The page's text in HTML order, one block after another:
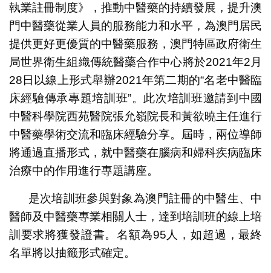
執業註冊制度》，推動中醫藥的持續發展，提升澳
門中醫藥從業人員的服務能力和水平，為澳門居民
提供更好更優質的中醫藥服務，澳門特區政府衛生
局世界衛生組織傳統醫藥合作中心將於2021年2月
28日以線上形式舉辦2021年第二期的“名老中醫臨
床經驗傳承專題培訓班”。此次培訓班邀請到中國
中醫科學院西苑醫院張允嶺院長和黃欲曉主任進行
中醫藥學術交流和臨床經驗分享。屆時，兩位導師
將通過直播形式，就中醫藥在腦病和婦科疾病臨床
治療中的作用進行專題講座。
是次培訓班參與對象為澳門註冊的中醫生、中
醫師及中醫藥專業相關人士，達到培訓班的線上培
訓要求將獲發證書。名額為95人，如超過，最終
名單將以抽籤形式確定。